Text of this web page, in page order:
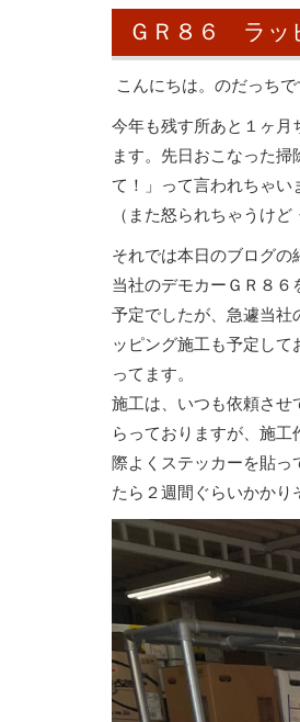
ＧＲ８６ ラッ
こんにちは。のだっちで
今年も残す所あと１ヶ月
ます。先日おこなった
て！」って言われちゃい
（また怒られちゃうけど
それでは本日のブログの
当社のデモカーＧＲ８
予定でしたが、急遽当社
ッピング施工も予定し
ってます。
施工は、いつも依頼させ
らっておりますが、施
際よくステッカーを貼
たら２週間ぐらいかかり